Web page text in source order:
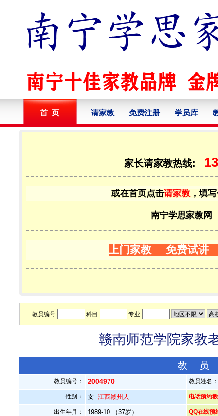
首 页 请家教 免费注册 学员库
家长请家教热线:
或在首页点击请家教 ，填
南宁学思家教网
上门家教 免费试讲
教员编号 科目: 专业:
赣南师范学院家教
教
教员编号： 2004970 教员姓名
性别： 女江西赣州人 电话预约
出生年月： 1989-10 （37岁） QQ在线预